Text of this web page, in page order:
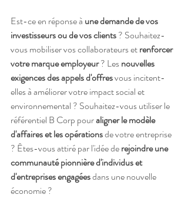
Est-ce en réponse à une demande de vos
investisseurs ou de vos clients ? Souhaitez-
vous mobiliser vos collaborateurs et renforcer
votre marque employeur ? Les nouvelles
exigences des appels d'offres vous incitent-
elles à améliorer votre impact social et
environnemental ? Souhaitez-vous utiliser le
référentiel B Corp pour aligner le modèle
d'affaires et les opérations de votre entreprise
? Êtes-vous attiré par l'idée de rejoindre une
communauté pionnière d'individus et
d'entreprises engagées dans une nouvelle
économie ?